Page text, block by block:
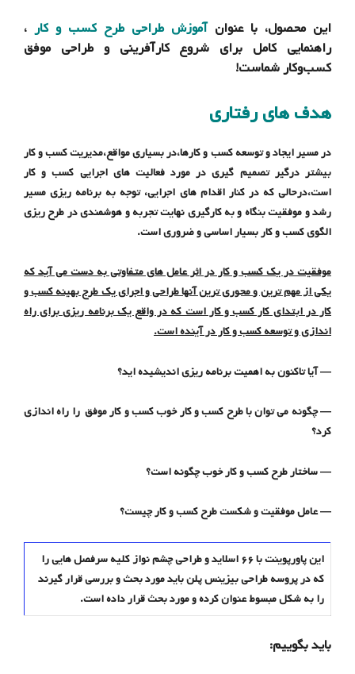
این محصول، با عنوان آموزش طراحی طرح کسب و کار ،
راهنمایی کامل برای شروع کارآفرینی و طراحی موفق
کسب‌وکار شماست!
هدف های رفتاری
در مسیر ایجاد و توسعه کسب و کارها،در بسیاری مواقع،مدیریت کسب و کار
بیشتر درگیر تصمیم گیری در مورد فعالیت های اجرایی کسب و کار
است،درحالی که در کنار اقدام های اجرایی، توجه به برنامه ریزی مسیر
رشد و موفقیت بنگاه و به کارگیری نهایت تجربه و هوشمندی در طرح ریزی
الگوی کسب و کار بسیار اساسی و ضروری است.
موفقیتدر یک کسب و کار در اثر عامل های متفاوتی به دست می آیدکه
یکی از مهم ترین و محوری ترین آنها طراحی و اجرای یک طرح بهینه کسب و
کار در ابتدای کار کسب و کار است که در واقع یک برنامه ریزی برای راه
اندازی و توسعه کسب و کار در آینده است.
— آیا تاکنون به اهمیت برنامه ریزی اندیشیده اید؟
— چگونهمی توان با طرح کسب و کار خوب کسب و کار موفق را راه اندازی
کرد؟
— ساختار طرح کسب و کار خوب چگونه است؟
— عامل موفقیت و شکست طرح کسب و کارچیست؟
این پاورپوینت با ۶۶ اسلاید و طراحی چشم نواز کلیه سرفصل هایی را
که در پروسه طراحی بیزینس پلن باید مورد بحث و بررسی قرار گیرند
را به شکل مبسوط عنوان کرده و مورد بحث قرار داده است.
باید بگوییم: